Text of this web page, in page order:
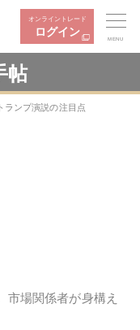
オンライントレード
ログイン
MENU
帖
トランプ演説の注目点
市場関係者が身構え